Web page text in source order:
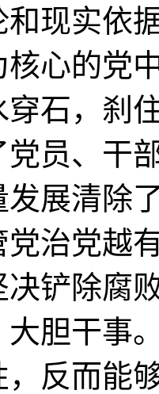
现实依
核心的党
穿石，刹
党员、干
展清除
党治党越
铲除腐
大胆干事
，反而能